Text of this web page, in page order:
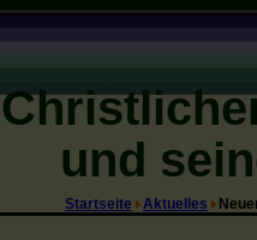
und
Startseite Aktuelles